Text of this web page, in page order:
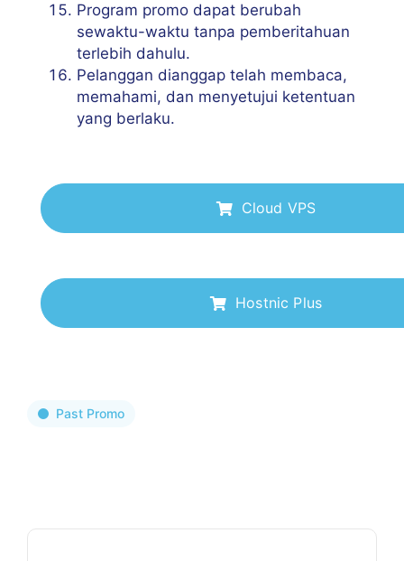
Program promo dapat berubah
sewaktu-waktu tanpa pemberitahuan
terlebih dahulu.
Pelanggan dianggap telah membaca,
memahami, dan menyetujui ketentuan
yang berlaku.
Cloud VPS
Hostnic Plus
Past Promo